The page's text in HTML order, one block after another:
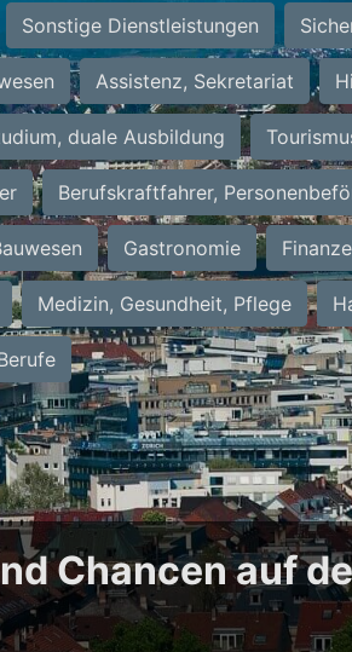
Sonstige Dienstleistungen
Assistenz, Sekretariat
duale Ausbildung
Berufskraftfahrer,
Gastronomie
Medizin, Gesundheit, Pflege
Chancen auf